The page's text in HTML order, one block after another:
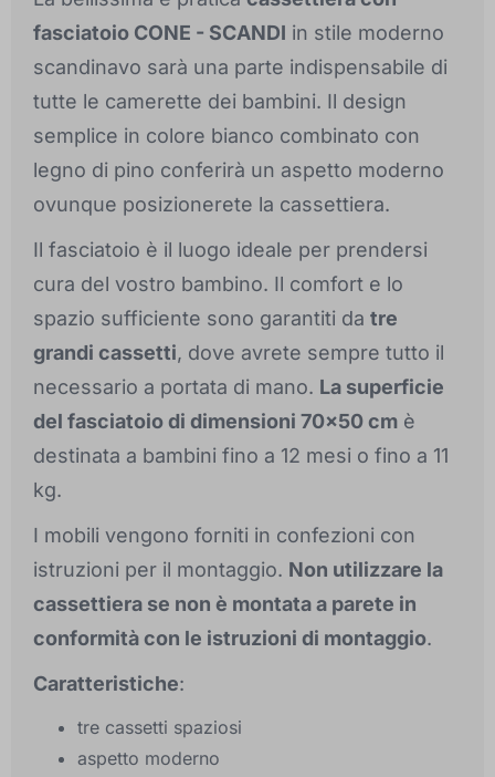
fasciatoio CONE - SCANDI in stile moderno
scandinavo sarà una parte indispensabile di
tutte le camerette dei bambini. Il design
semplice in colore bianco combinato con
legno di pino conferirà un aspetto moderno
ovunque posizionerete la cassettiera.
Il fasciatoio è il luogo ideale per prendersi
cura del vostro bambino. Il comfort e lo
spazio sufficiente sono garantiti da tre
grandi cassetti, dove avrete sempre tutto il
necessario a portata di mano. La superficie
del fasciatoio di dimensioni 70x50 cm è
destinata a bambini fino a 12 mesi o fino a 11
kg.
I mobili vengono forniti in confezioni con
istruzioni per il montaggio. Non utilizzare la
cassettiera se non è montata a parete in
conformità con le istruzioni di montaggio.
Caratteristiche:
tre cassetti spaziosi
aspetto moderno